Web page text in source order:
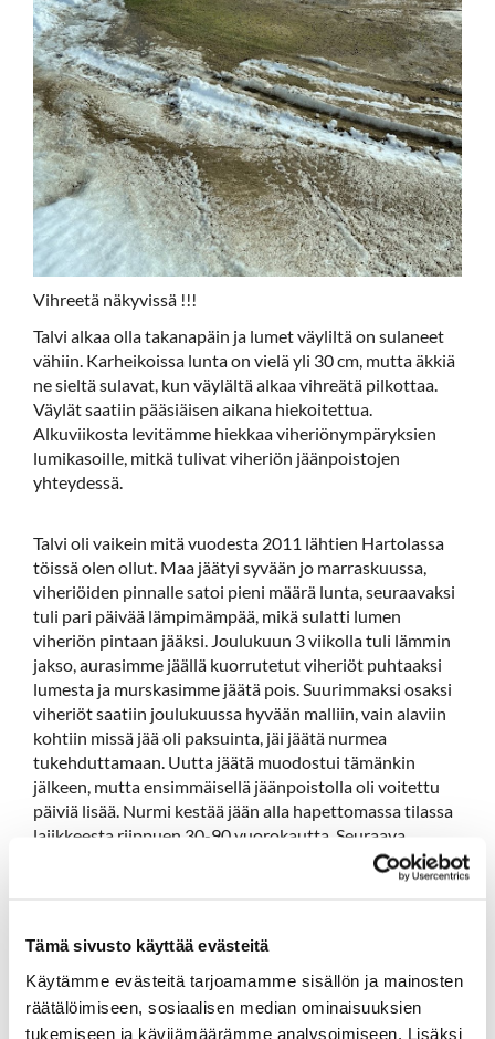
Tämä sivusto käyttää evästeitä
Käytämme evästeitä tarjoamamme sisällön ja mainosten
räätälöimiseen, sosiaalisen median ominaisuuksien
tukemiseen ja kävijämäärämme analysoimiseen. Lisäksi
Vihreetä näkyvissä !!!
Talvi alkaa olla takanapäin ja lumet väyliltä on sulaneet
vähiin. Karheikoissa lunta on vielä yli 30 cm, mutta äkkiä
ne sieltä sulavat, kun väylältä alkaa vihreätä pilkottaa.
Väylät saatiin pääsiäisen aikana hiekoitettua.
Alkuviikosta levitämme hiekkaa viheriönympäryksien
lumikasoille, mitkä tulivat viheriön jäänpoistojen
yhteydessä.
Talvi oli vaikein mitä vuodesta 2011 lähtien Hartolassa
töissä olen ollut. Maa jäätyi syvään jo marraskuussa,
viheriöiden pinnalle satoi pieni määrä lunta, seuraavaksi
tuli pari päivää lämpimämpää, mikä sulatti lumen
viheriön pintaan jääksi. Joulukuun 3 viikolla tuli lämmin
jakso, aurasimme jäällä kuorrutetut viheriöt puhtaaksi
lumesta ja murskasimme jäätä pois. Suurimmaksi osaksi
viheriöt saatiin joulukuussa hyvään malliin, vain alaviin
kohtiin missä jää oli paksuinta, jäi jäätä nurmea
tukehduttamaan. Uutta jäätä muodostui tämänkin
jälkeen, mutta ensimmäisellä jäänpoistolla oli voitettu
päiviä lisää. Nurmi kestää jään alla hapettomassa tilassa
lajikkeesta riippuen 30-90 vuorokautta. Seuraava
lämmin jakso milloin jäätä oli mahdollista saada
sulateltua tuli maaliskuun puolessa välissä. Tähän
pelaamaan. Nyt ollaan vähän keskiarvosta jäljessä.
Myöhäinen kevät on kuitenkin mahdollistanut